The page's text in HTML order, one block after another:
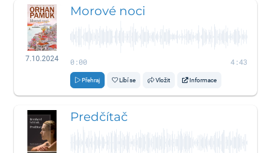
7.10.2024
Morové noci
0:00 4:43
Přehraj Líbí se Vložit Informace
Predčítač